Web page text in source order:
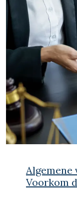
Algemene
Voorkom